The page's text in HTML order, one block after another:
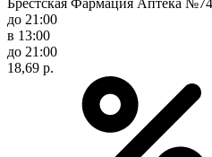
до 21:00
в 13:00
до 21:00
18,69 р.